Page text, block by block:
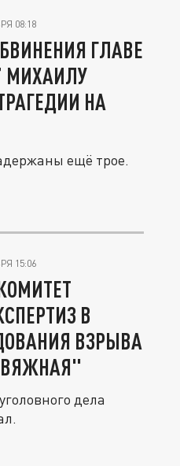
08:18
ГЛАВЕ
МИХАИЛУ
НА
ещё трое.
15:06
В
ВЗРЫВА
дела